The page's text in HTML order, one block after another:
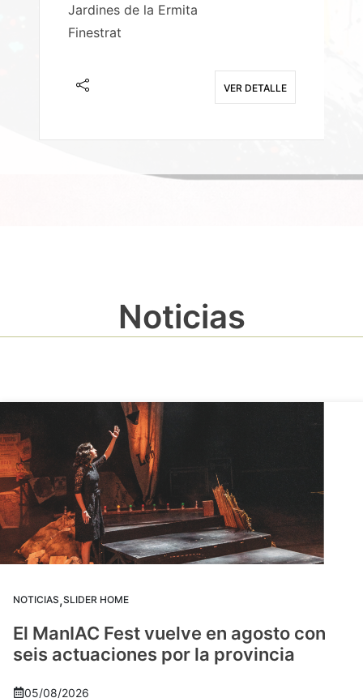
Jardines de la Ermita
Finestrat
VER DETALLE
Noticias
NOTICIAS,SLIDER HOME
El ManIAC Fest vuelve en agosto con
seis actuaciones por la provincia
05/08/2026